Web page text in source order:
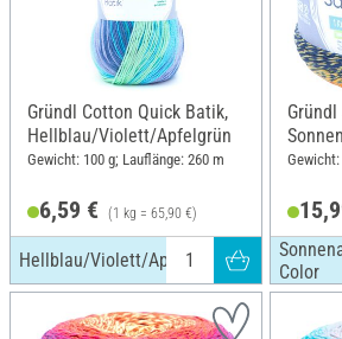
Gründl Cotton Quick Batik,
Hellblau/Violett/Apfelgrün
Gewicht: 100 g; Lauflänge: 260 m
6,59 € (1 kg = 65,90 €)
Hellblau/Violett/Apfelgrün
Gewicht:
Color